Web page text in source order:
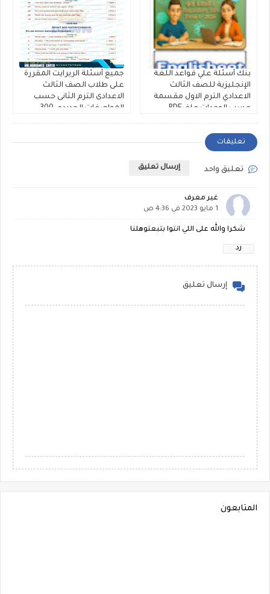
بنك أسئلة علي قواعد اللغة
الإنجليزية للصف الثالث
الاعدادي الترم الاول مقسمة
حسب الوحدات ملفPDF
جميع أسئلة الريرايت المقررة
على طلاب الصف الثالث
الاعدادى الترم الثانى حسب
المواصفات الجديده، 300
تعليقات
تعليق واحد إرسال تعليق
غير معرف
1 مايو 2023 في 4:36 ص
شكرا والله على اللي انتوا بتبعتوهلنا
رد
إرسال تعليق
المتابعون